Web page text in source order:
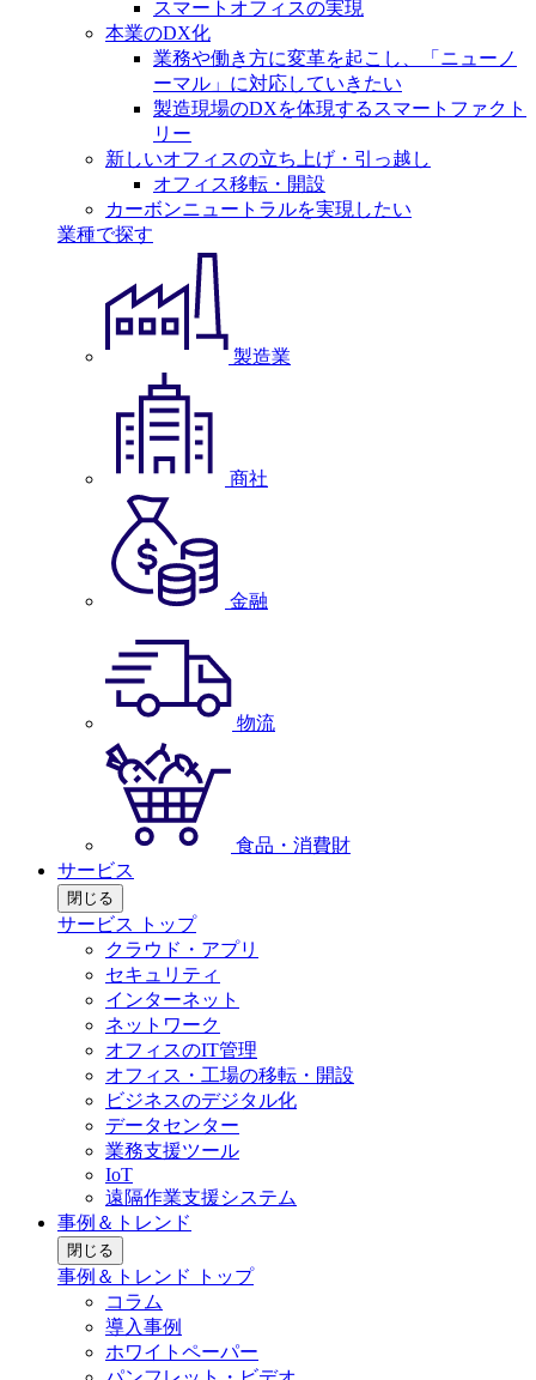
スマートオフィスの実現
本業のDX化
業務や働き方に変革を起こし、「ニューノ
ーマル」に対応していきたい
製造現場のDXを体現するスマートファクト
リー
新しいオフィスの立ち上げ・引っ越し
オフィス移転・開設
カーボンニュートラルを実現したい
業種で探す
製造業
商社
金融
物流
食品・消費財
サービス
閉じる
サービス トップ
クラウド・アプリ
セキュリティ
インターネット
ネットワーク
オフィスのIT管理
オフィス・工場の移転・開設
ビジネスのデジタル化
データセンター
業務支援ツール
IoT
遠隔作業支援システム
事例＆トレンド
閉じる
事例＆トレンド トップ
コラム
導入事例
ホワイトペーパー